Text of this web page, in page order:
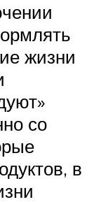
жизни
со
в